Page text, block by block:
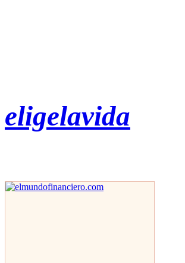
eligelavida